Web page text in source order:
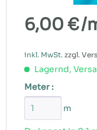
6,00 €/
inkl. MwSt. zzgl.
Lagernd,
Meter :
m